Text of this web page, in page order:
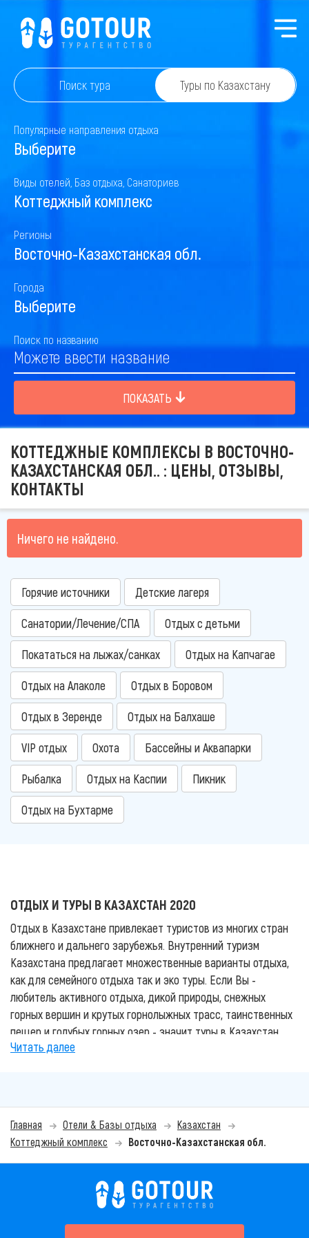
Поиск тура Туры по Казахстану
Популярные направления отдыха
Выберите
Виды отелей, Баз отдыха, Санаториев
Коттеджный комплекс
Регионы
Восточно-Казахстанская обл.
Города
Выберите
Поиск по названию
ПОКАЗАТЬ
КОТТЕДЖНЫЕ КОМПЛЕКСЫ В ВОСТОЧНО-
КАЗАХСТАНСКАЯ ОБЛ.. : ЦЕНЫ, ОТЗЫВЫ,
КОНТАКТЫ
Ничего не найдено.
Горячие источники Детские лагеря
Санатории/Лечение/СПА Отдых с детьми
Покататься на лыжах/санках Отдых на Капчагае
Отдых на Алаколе Отдых в Боровом
Отдых в Зеренде Отдых на Балхаше
VIP отдых Охота Бассейны и Аквапарки
Рыбалка Отдых на Каспии Пикник
Отдых на Бухтарме
ОТДЫХ И ТУРЫ В КАЗАХСТАН 2020
Отдых в Казахстане привлекает туристов из многих стран
ближнего и дальнего зарубежья. Внутренний туризм
Казахстана предлагает множественные варианты отдыха,
как для семейного отдыха так и эко туры. Если Вы -
любитель активного отдыха, дикой природы, снежных
горных вершин и крутых горнолыжных трасс, таинственных
пещер и голубых горных озер - значит туры в Казахстан
Вас приятно удивят. Этот отдых не только зарядит вас
представлены на нашем сайте. Основные и популярные
направления отдыха в Казахстане: отдых на Алаколе,
Боровое, Горячие источники и другие. Вы также
можетевоспользоваться услугами наших
квалифицированных турагентовдля подбора и
бронирования своего отдыха. Мы знаем все о лучшем и
Читать далее
Главная Отели & Базы отдыха
Казахстан
Коттеджный комплекс
Восточно-Казахстанская обл.